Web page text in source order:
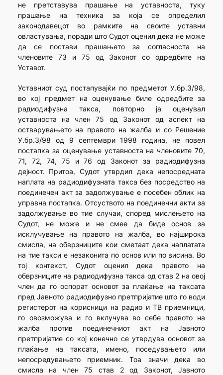
не претставува прашање на уставноста, туку
прашање на техника за која се определил
законодавецот во рамките на своите уставни
овластувања, поради што Судот оценил дека не може
да се постави прашањето за согласноста на
членовите 73 и 75 од Законот со одредбите на
Уставот.
Уставниот суд постапувајќи по предметот У.бр.3/98,
во кој предмет на оценување биле одредбите за
радиодифузна такса, повторно ја оценувал
уставноста на член 75 од Законот од аспект на
остварувањето на правото на жалба и со Решение
У.бр.3/98 од 9 септември 1998 година, не повел
постапка за оценување уставноста на членовите 70,
71, 72, 74, 75 и 76 од Законот за радиодифузна
дејност. Притоа, Судот утврдил дека непосредната
наплата на радиодифузната такса без посредство на
поединечен акт за задолжување е посебен облик на
управна постапка. Отсуството на поединечни акти за
задолжување во тие случаи, според мислењето на
Судот, не може и не смее да биде основ за
исклучување на правото на жалба, во најширока
смисла, на обврзниците кои сметаат дека наплатата
на тие такси е незаконита по основ или по висина. Во
тој контекст, Судот оценил дека правото на
обврзниците на радиодифузна такса од став 2 на овој
член да го оспорат основот за плаќање на таксата
пред Јавното радиодифузно претпријатие што го води
регистерот на корисници на радио и ТВ приемници,
го овозможува и го вклучува во себе правото на
жалба против поединечниот акт на Јавното
претпријатие со кој конечно се утврдува основот за
плаќање на таксата, имено, поседувањето или
непосредувањето приемник. Тоа значи дека во
смисла на член 75 став 2 од Законот, Јавното